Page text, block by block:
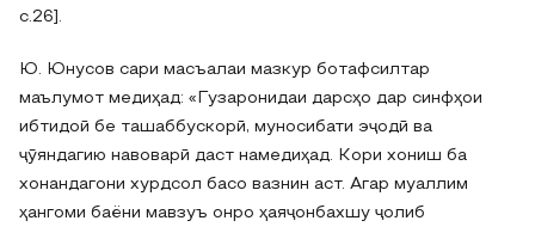
с.26].
Ю. Юнусов сари масъалаи мазкур ботафсилтар
маълумот медиҳад: «Гузаронидаи дарсҳо дар синфҳои
ибтидоӣ бе ташаббускорӣ, муносибати эҷодӣ ва
ҷӯяндагию навоварӣ даст намедиҳад. Кори хониш ба
хонандагони хурдсол басо вазнин аст. Агар муаллим
ҳангоми баёни мавзуъ онро ҳаяҷонбахшу ҷолиб